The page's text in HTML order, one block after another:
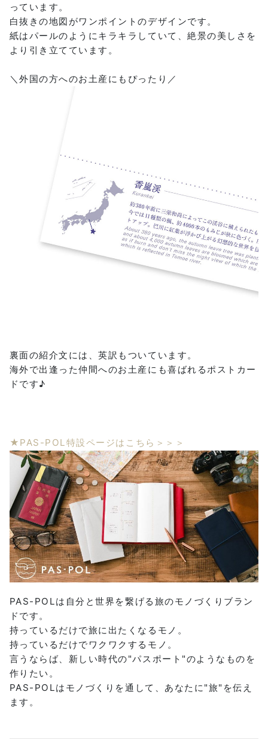
っています。
白抜きの地図がワンポイントのデザインです。
紙はパールのようにキラキラしていて、絶景の美しさを
より引き立てています。
＼外国の方へのお土産にもぴったり／
裏面の紹介文には、英訳もついています。
海外で出逢った仲間へのお土産にも喜ばれるポストカー
ドです♪
★PAS-POL特設ページはこちら＞＞＞
PAS-POLは自分と世界を繋げる旅のモノづくりブラン
ドです。
持っているだけで旅に出たくなるモノ。
持っているだけでワクワクするモノ。
言うならば、新しい時代の"パスポート"のようなものを
作りたい。
PAS-POLはモノづくりを通して、あなたに"旅"を伝え
ます。